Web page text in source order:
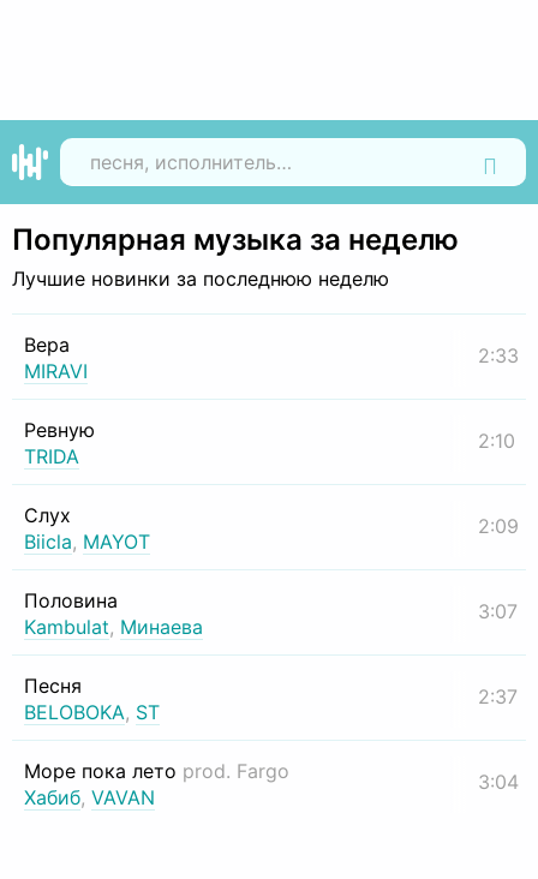
Популярная музыка за неделю
Лучшие новинки за последнюю неделю
Вера
MIRAVI
2:33
Ревную
TRIDA
2:10
Слух
Biicla, MAYOT
2:09
Половина
Kambulat, Минаева
3:07
Песня
BELOBOKA, ST
2:37
Море пока лето prod. Fargo
Хабиб, VAVAN
3:04